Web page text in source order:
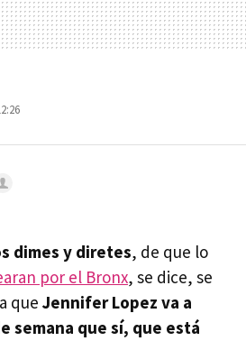
dimes y diretes, de que lo
por el Bronx, se dice, se
que Jennifer Lopez va a
semana que sí, que está